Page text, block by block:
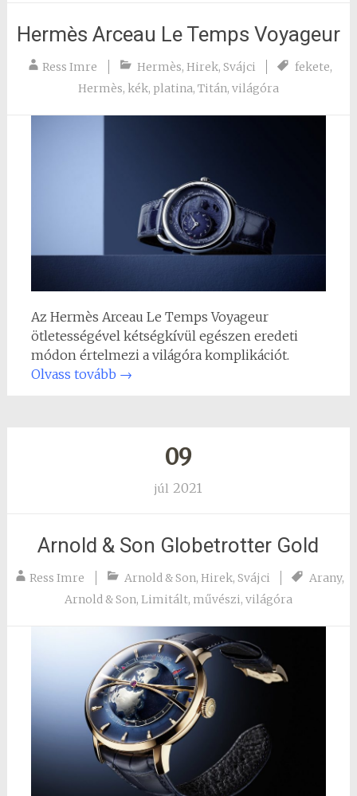
Hermès Arceau Le Temps Voyageur
Ress Imre Hermès, Hirek, Svájci fekete,
Hermès, kék, platina, Titán, világóra
Az Hermès Arceau Le Temps Voyageur
ötletességével kétségkívül egészen eredeti
módon értelmezi a világóra komplikációt.
Olvass tovább →
09
júl 2021
Arnold & Son Globetrotter Gold
Ress Imre Arnold & Son,Hirek,Svájci Arany,
Arnold & Son, Limitált, művészi, világóra